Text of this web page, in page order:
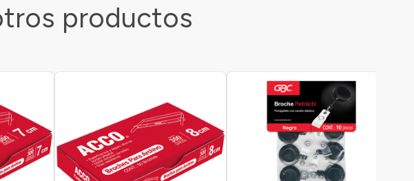
productos